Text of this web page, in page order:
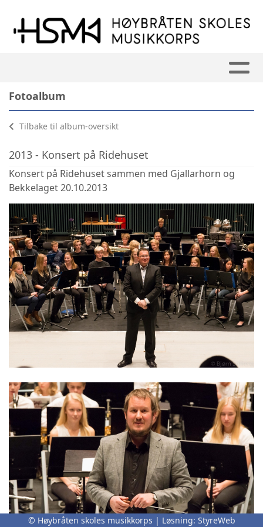
Fotoalbum
Tilbake til album-oversikt
2013 - Konsert på Ridehuset
Konsert på Ridehuset sammen med Gjallarhorn og
Bekkelaget 20.10.2013
© Høybråten skoles musikkorps | Løsning: StyreWeb